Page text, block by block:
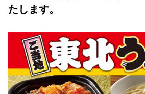
たします。